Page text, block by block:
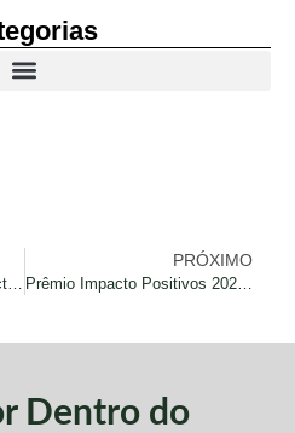
PRÓXIMO
Prêmio Impacto Positivos 2024 abre suas inscrições durante o lançamento do Simpacto
Dentro do